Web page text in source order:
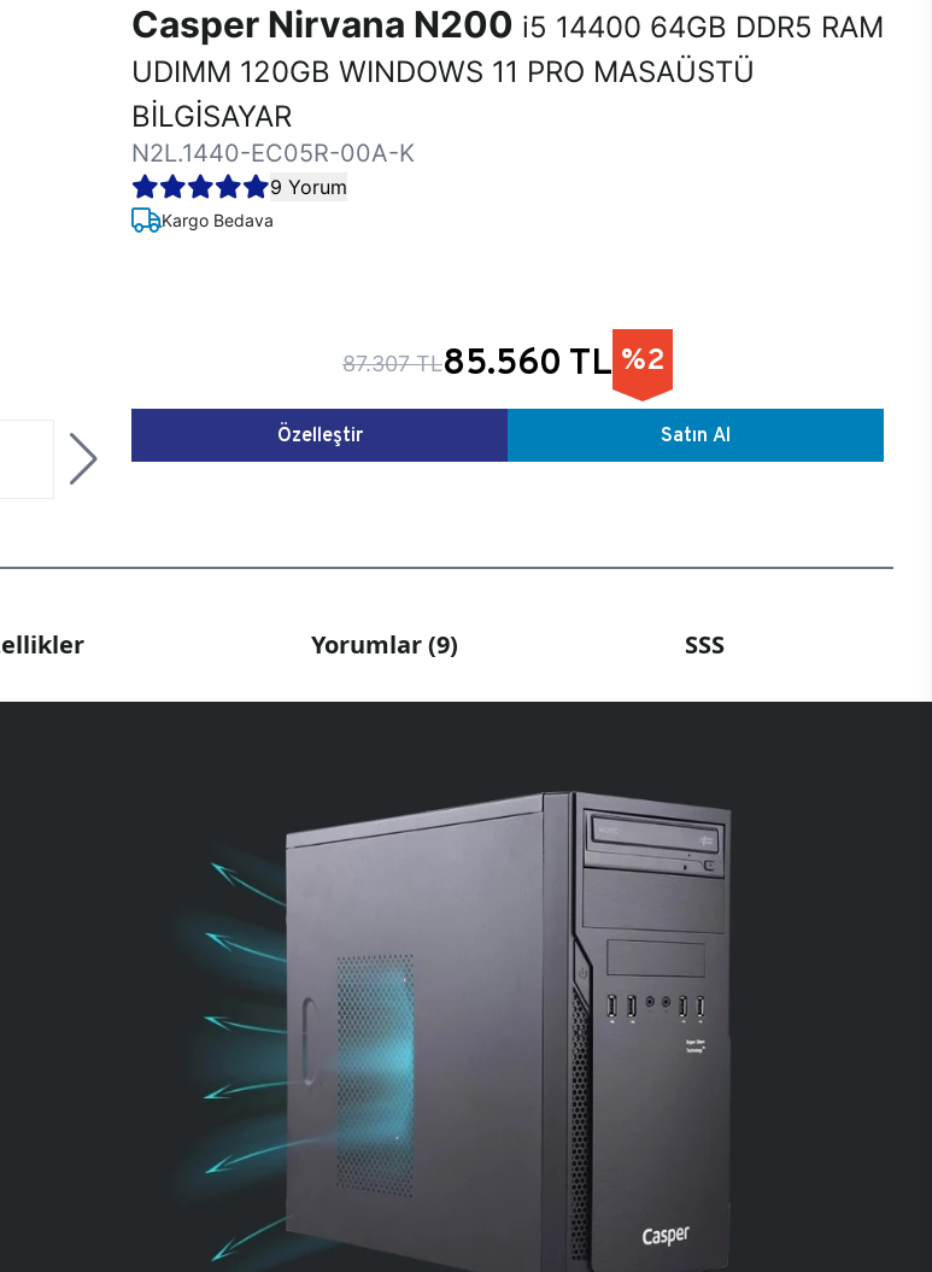
Casper Nirvana N200 i5 14400 64GB DDR5 RAM
UDIMM 120GB WINDOWS 11 PRO MASAÜSTÜ
BİLGİSAYAR
N2L.1440-EC05R-00A-K
9 Yorum
Kargo Bedava
87.307 TL85.560 TL %2
Özelleştir Satın Al
Yorumlar (9) SSS